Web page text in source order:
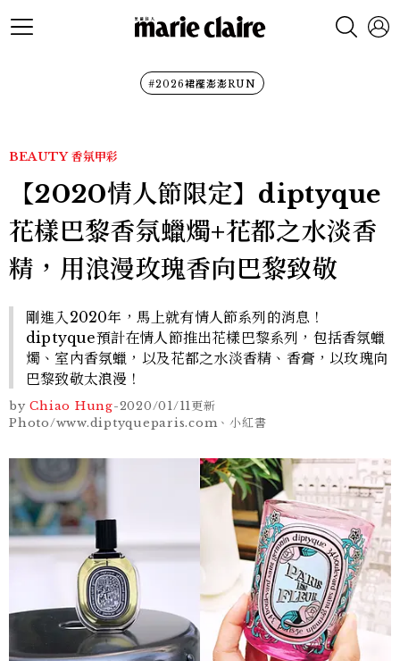
#2026裙襬澎澎RUN
BEAUTY 香氛甲彩
【2020情人節限定】diptyque
花樣巴黎香氛蠟燭+花都之水淡香
精，用浪漫玫瑰香向巴黎致敬
剛進入2020年，馬上就有情人節系列的消息！
diptyque預計在情人節推出花樣巴黎系列，包括香氛蠟
燭、室內香氛蠟，以及花都之水淡香精、香膏，以玫瑰向
巴黎致敬太浪漫！
by Chiao Hung-2020/01/11更新
Photo/www.diptyqueparis.com、小紅書